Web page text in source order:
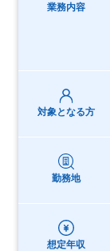
業務内容
対象となる方
勤務地
想定年収